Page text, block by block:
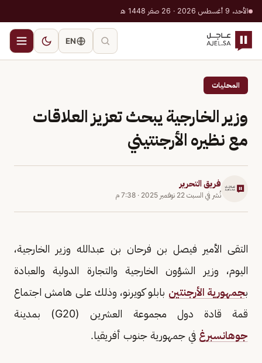
الأحد، 9 أغسطس 2026 · 26 صفر 1448 هـ
EN
المحليات
وزير الخارجية يبحث تعزيز العلاقات
مع نظيره الأرجنتيني
فريق التحرير
نُشر في السبت 22 نوفمبر 2025 · 7:38 م
التقى الأمير فيصل بن فرحان بن عبدالله وزير الخارجية،
اليوم، وزير الشؤون الخارجية والتجارة الدولية والعبادة
بجمهورية الأرجنتين بابلو كويرنو، وذلك على هامش اجتماع
قمة قادة دول مجموعة العشرين (G20) بمدينة
جوهانسبرغ في جمهورية جنوب أفريقيا.